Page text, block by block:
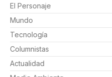
El Personaje
Mundo
Tecnología
Columnistas
Actualidad